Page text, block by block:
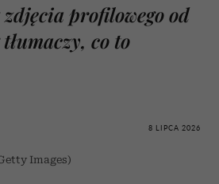
profilowego od
co to
8 LIPCA 2026